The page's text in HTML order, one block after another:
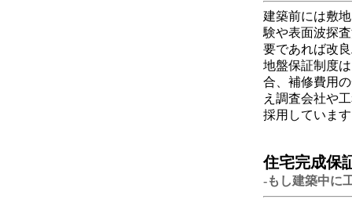
建築前には敷
験や表面波探
要であれば改
地盤保証制度
合、補修費用
え調査会社や
採用していま
住宅完成保
-もし建築中に